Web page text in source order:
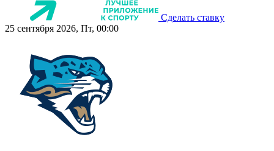
Сделать ставку
25 сентября 2026, Пт, 00:00